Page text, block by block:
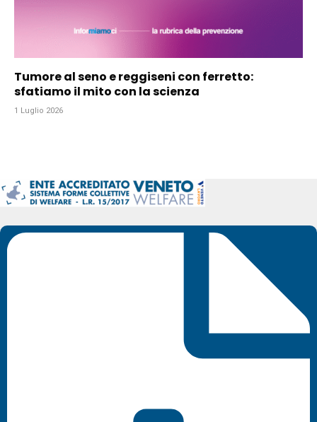
Tumore al seno e reggiseni con ferretto:
sfatiamo il mito con la scienza
1 Luglio 2026